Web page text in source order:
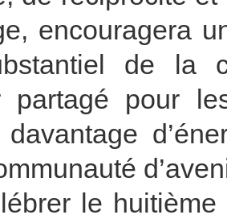
encouragera
de la
partagé pour
davantage
le